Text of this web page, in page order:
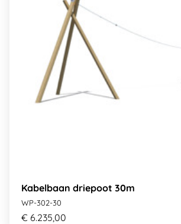
Kabelbaan driepoot 30m
WP-302-30
€ 6.235,00